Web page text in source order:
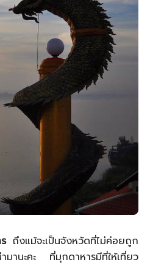
วา
ไร
ถึงแม้จะเป็นจังหวัดที่ไม่ค่อยถูก
มานะคะ ที่มุกดาหารมีที่ให้เที่ยว